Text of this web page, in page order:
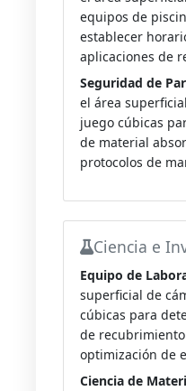
equipos de
establecer
aplicaciones de
Seguridad de
el área
juego cúbicas
de material
protocolos de
Ciencia e
Equipo de
superficial de
cúbicas para
de
optimización de
Ciencia de